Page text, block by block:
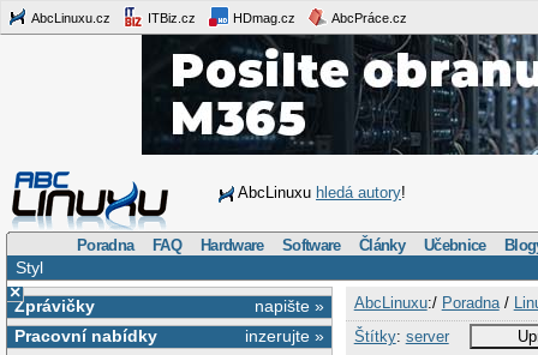
AbcLinuxu.cz ITBiz.cz HDmag.cz AbcPráce.cz
AbcLinuxu hledá autory!
Poradna FAQ Hardware Software Články Učebnice
Styl
×
napište »
Zprávičky
inzerujte »
Pracovní nabídky
AbcLinuxu:/ Poradna/
Štítky: server